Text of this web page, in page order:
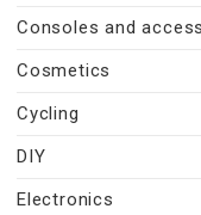
Consoles and
Cosmetics
Cycling
DIY
Electronics